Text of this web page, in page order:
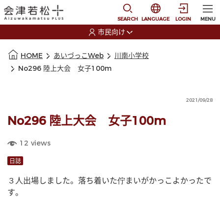
SEARCH
選択すると言語の切
LANGUAGE LOGIN MENU
市民向け
HOME あいづっこWeb
川南小学校
No296 陸上大会 女子100m
2021/09/28
No296 陸上大会 女子100m
12 views
日誌
３人出場しました。落ち着いた佇まいがかっこよかったで
す。